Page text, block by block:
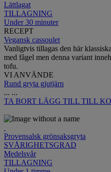
Lättlagat
TILLAGNING
Under 30 minuter
RECEPT
Vegansk cassoulet
Vanligtvis tillagas den här
med fågel men denna variant
tofu.
VI ANVÄNDE
Rund gryta gjutjärn
... ...
TA BORT LÄGG TILL TILL
Provensalsk grönsaksgryta
SVÅRIGHETSGRAD
Medelsvår
TILLAGNING